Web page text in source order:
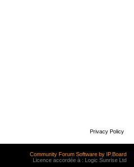
Privacy Policy
Community Forum Software by IP.Board
Licence accordée à : Logic Sunrise Ltd